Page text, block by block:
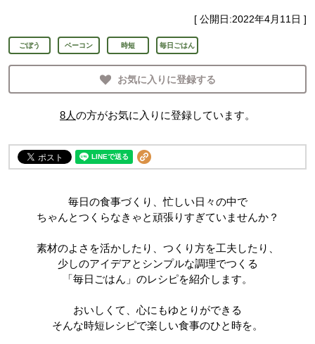
[ 公開日:2022年4月11日 ]
ごぼう ベーコン 時短 毎日ごはん
お気に入りに登録する
8人の方がお気に入りに登録しています。
毎日の食事づくり、忙しい日々の中で
ちゃんとつくらなきゃと頑張りすぎていませんか？
素材のよさを活かしたり、つくり方を工夫したり、
少しのアイデアとシンプルな調理でつくる
「毎日ごはん」のレシピを紹介します。
おいしくて、心にもゆとりができる
そんな時短レシピで楽しい食事のひと時を。